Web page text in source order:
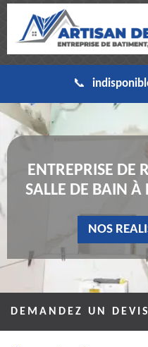
ENTREPRISE DE
SALLE DE BAIN
NOS
DEMANDEZ UN